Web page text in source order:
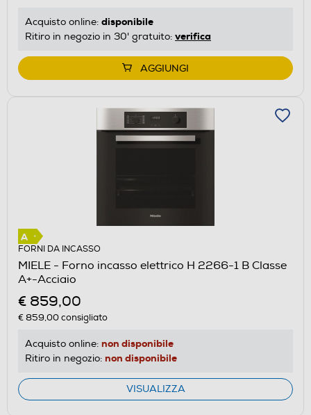
Acquisto online: disponibile
Ritiro in negozio in 30' gratuito: verifica
AGGIUNGI
FORNI DA INCASSO
MIELE - Forno incasso elettrico H 2266-1 B Classe
A+-Acciaio
€ 859,00
€ 859,00consigliato
Acquisto online: non disponibile
Ritiro in negozio: non disponibile
VISUALIZZA